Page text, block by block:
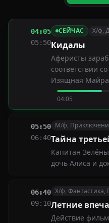
04:05
05:50
СЕЙЧАС Х/ф,
Кидалы
Аферисты
соответствии
Изящная Майра
партнёры Роя
мастерство
победит в
04:05
05:50
06:40
М/ф,
Тайна
Капитан
дочь Алиса и
отыскать
Московского
06:40
09:10
Х/ф, Фантастика,
Летние
Действие